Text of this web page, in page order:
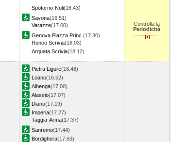
Spotorno-Noli(16.43)
Savona(16.51)
Varazze(17.00)
Genova Piazza Princ. (17.30)
Ronco Scrivia(18.03)
Arquata Scrivia(18.12)
Controlla la
Periodicità
Pietra Ligure(16.48)
Loano(16.52)
Albenga(17.00)
Alassio(17.07)
Diano(17.19)
Imperia(17.27)
Taggia-Arma(17.37)
Sanremo(17.44)
Bordighera(17.53)